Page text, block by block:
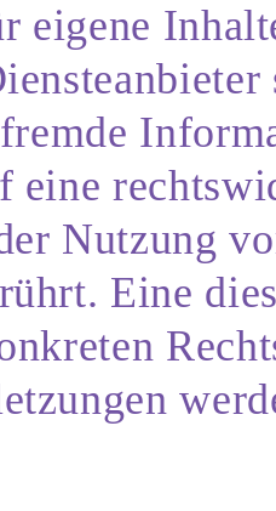
eine
Nutzung
Eine